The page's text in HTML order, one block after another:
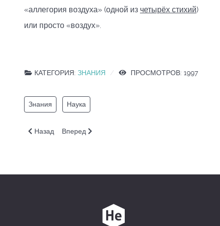
«аллегория воздуха» (одной из четырёх стихий)
или просто «воздух».
КАТЕГОРИЯ: ЗНАНИЯ ПРОСМОТРОВ: 1997
Знания Наука
Предыдущий: Человек
Назад Следующий: Понимание
Вперед